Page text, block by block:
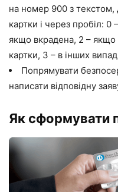
на номер 900 з текстом,
картки і через пробіл: 0
якщо вкрадена, 2 –
картки, 3 – в інших
Попрямувати
написати відповідну
Як сформувати